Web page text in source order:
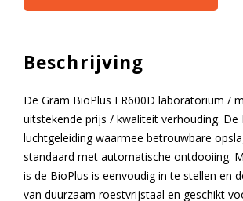
Beschrijving
De Gram BioPlus ER600D laboratorium /
uitstekende prijs / kwaliteit verhouding.
luchtgeleiding waarmee betrouwbare
standaard met automatische ontdooiing.
is de BioPlus is eenvoudig in te stellen en
van duurzaam roestvrijstaal en geschikt